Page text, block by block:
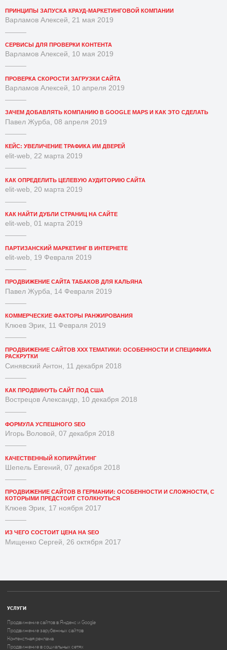
ПРИНЦИПЫ ЗАПУСКА КРАУД-МАРКЕТИНГОВОЙ КОМПАНИИ
Варламов Алексей, 21 мая 2019
СЕРВИСЫ ДЛЯ ПРОВЕРКИ КОНТЕНТА
Варламов Алексей, 10 мая 2019
ПРОВЕРКА СКОРОСТИ ЗАГРУЗКИ САЙТА
Варламов Алексей, 10 апреля 2019
ЗАЧЕМ ДОБАВЛЯТЬ КОМПАНИЮ В GOOGLE MAPS И КАК ЭТО СДЕЛАТЬ
Павел Журба, 08 апреля 2019
КЕЙС: УВЕЛИЧЕНИЕ ТРАФИКА ИМ ДВЕРЕЙ
elit-web, 22 марта 2019
КАК ОПРЕДЕЛИТЬ ЦЕЛЕВУЮ АУДИТОРИЮ САЙТА
elit-web, 20 марта 2019
КАК НАЙТИ ДУБЛИ СТРАНИЦ НА САЙТЕ
elit-web, 01 марта 2019
ПАРТИЗАНСКИЙ МАРКЕТИНГ В ИНТЕРНЕТЕ
elit-web, 19 Февраля 2019
ПРОДВИЖЕНИЕ САЙТА ТАБАКОВ ДЛЯ КАЛЬЯНА
Павел Журба, 14 Февраля 2019
КОММЕРЧЕСКИЕ ФАКТОРЫ РАНЖИРОВАНИЯ
Клюев Эрик, 11 Февраля 2019
ПРОДВИЖЕНИЕ САЙТОВ XXX ТЕМАТИКИ: ОСОБЕННОСТИ И СПЕЦИФИКА
РАСКРУТКИ
Синявский Антон, 11 декабря 2018
КАК ПРОДВИНУТЬ САЙТ ПОД США
Вострецов Александр, 10 декабря 2018
ФОРМУЛА УСПЕШНОГО SEO
Игорь Воловой, 07 декабря 2018
КАЧЕСТВЕННЫЙ КОПИРАЙТИНГ
Шепель Евгений, 07 декабря 2018
ПРОДВИЖЕНИЕ САЙТОВ В ГЕРМАНИИ: ОСОБЕННОСТИ И СЛОЖНОСТИ, С
КОТОРЫМИ ПРЕДСТОИТ СТОЛКНУТЬСЯ
Клюев Эрик, 17 ноября 2017
ИЗ ЧЕГО СОСТОИТ ЦЕНА НА SEO
Мищенко Сергей, 26 октября 2017
УСЛУГИ
Продвижение сайтов в Яндекс и Google
Продвижение зарубежных сайтов
Контекстная реклама
Продвижение в социальных сетях